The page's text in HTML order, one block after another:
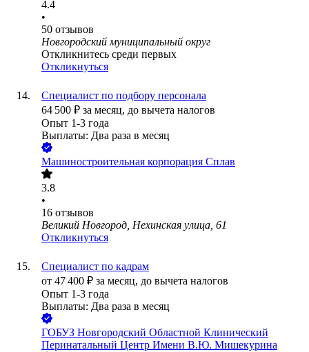
4.4
•
50 отзывов
Новгородский муниципальный округ
Откликнитесь среди первых
Откликнуться
Специалист по подбору персонала
64 500 ₽ за месяц, до вычета налогов
Опыт 1-3 года
Выплаты: Два раза в месяц
Машиностроительная корпорация Сплав
3.8
•
16 отзывов
Великий Новгород, Нехинская улица, 61
Откликнуться
Специалист по кадрам
от 47 400 ₽ за месяц, до вычета налогов
Опыт 1-3 года
Выплаты: Два раза в месяц
ГОБУЗ Новгородский Областной Клинический
Перинатальный Центр Имени В.Ю. Мишекурина